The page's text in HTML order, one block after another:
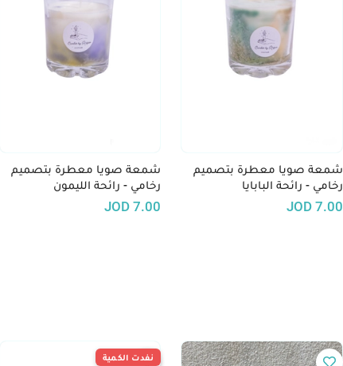
شمعة صويا معطرة بتصميم
رخامي - رائحة البابايا
7.00
JOD
شمعة صويا معطرة بتصميم
رخامي - رائحة الليمون
7.00
JOD
نفدت الكمية